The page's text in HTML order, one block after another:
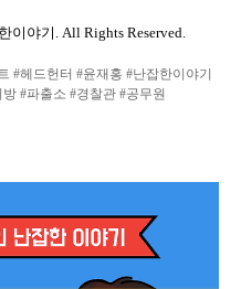
이야기. All Rights Reserved.
#헤드헌터 #윤재홍 #난잡한이야기
#파출소 #경찰관 #공무원